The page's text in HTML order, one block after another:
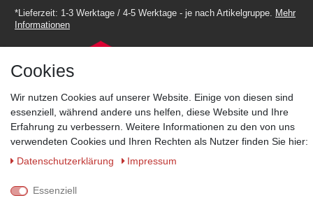
*Lieferzeit: 1-3 Werktage / 4-5 Werktage - je nach Artikelgruppe. Mehr
Informationen
Zahlungsmöglichkeiten
Wir behalten uns das Recht vor im Einzelfall bestimmte
Zahlungsarten auszuschließen.Mehr Informationen
Cookies
Wir nutzen Cookies auf unserer Website. Einige von diesen sind
essenziell, während andere uns helfen, diese Website und Ihre
Erfahrung zu verbessern. Weitere Informationen zu den von uns
verwendeten Cookies und Ihren Rechten als Nutzer finden Sie hier:
Daten­schutz­erklärung
Impressum
Essenziell